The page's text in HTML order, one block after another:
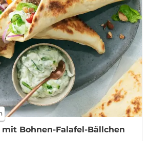
Bohnen-Falafel-Bällchen